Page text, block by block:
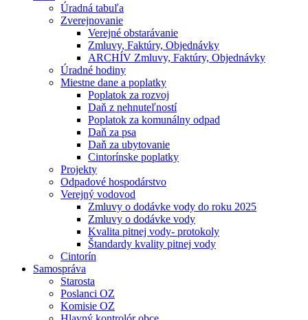
Úradná tabuľa
Zverejnovanie
Verejné obstarávanie
Zmluvy, Faktúry, Objednávky
ARCHÍV Zmluvy, Faktúry, Objednávky
Úradné hodiny
Miestne dane a poplatky
Poplatok za rozvoj
Daň z nehnuteľností
Poplatok za komunálny odpad
Daň za psa
Daň za ubytovanie
Cintorínske poplatky
Projekty
Odpadové hospodárstvo
Verejný vodovod
Zmluvy o dodávke vody do roku 2025
Zmluvy o dodávke vody
Kvalita pitnej vody- protokoly
Štandardy kvality pitnej vody
Cintorín
Samospráva
Starosta
Poslanci OZ
Komisie OZ